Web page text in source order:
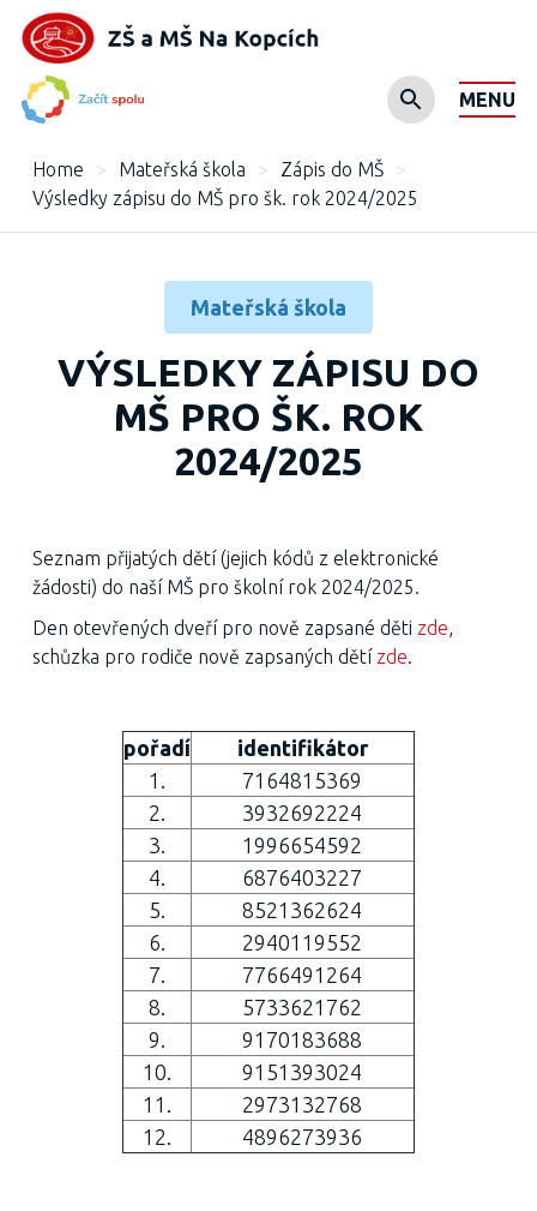
MENU
Home > Mateřská škola > Zápis do MŠ
>
Výsledky zápisu do MŠ pro šk. rok 2024/2025
Mateřská škola
VÝSLEDKY ZÁPISU DO
MŠ PRO ŠK. ROK
2024/2025
Seznam přijatých dětí (jejich kódů z elektronické
žádosti) do naší MŠ pro školní rok 2024/2025.
Den otevřených dveří pro nově zapsané děti zde,
schůzka pro rodiče nově zapsaných dětí zde.
pořadí
identifikátor
1.
7164815369
2.
3932692224
3.
1996654592
4.
6876403227
5.
8521362624
6.
2940119552
7.
7766491264
8.
5733621762
9.
9170183688
10.
9151393024
11.
2973132768
12.
4896273936